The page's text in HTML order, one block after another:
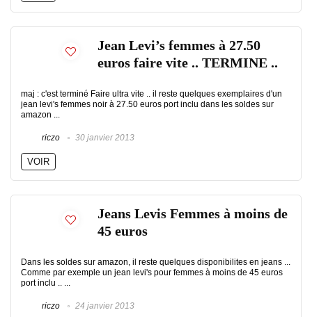
Jean Levi’s femmes à 27.50
euros faire vite .. TERMINE ..
maj : c'est terminé Faire ultra vite .. il reste quelques exemplaires d'un
jean levi's femmes noir à 27.50 euros port inclu dans les soldes sur
amazon ...
riczo 30 janvier 2013
VOIR
Jeans Levis Femmes à moins de
45 euros
Dans les soldes sur amazon, il reste quelques disponibilites en jeans ...
Comme par exemple un jean levi's pour femmes à moins de 45 euros
port inclu .. ...
riczo 24 janvier 2013